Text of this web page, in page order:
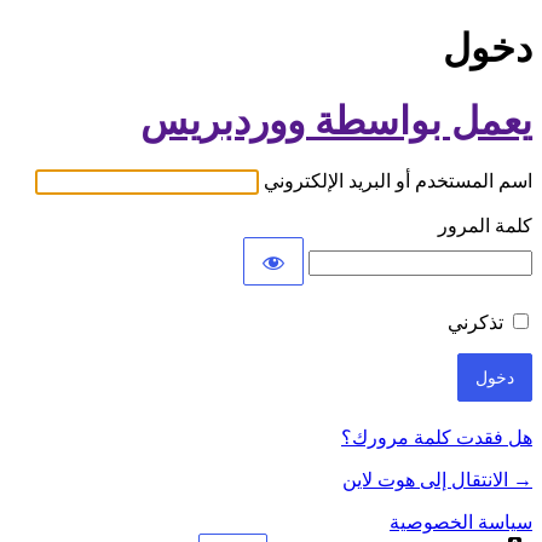
دخول
يعمل بواسطة ووردبريس
اسم المستخدم أو البريد الإلكتروني
كلمة المرور
تذكرني
هل فقدت كلمة مرورك؟
→ الانتقال إلى هوت لاين
سياسة الخصوصية